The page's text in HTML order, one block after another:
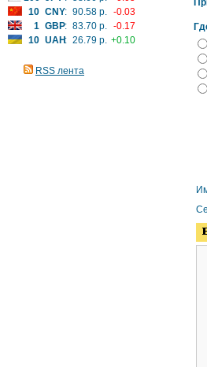
10 CNY: 90.58 р. -0.03
1 GBP: 83.70 р. -0.17
10 UAH: 26.79 р. +0.10
RSS лента